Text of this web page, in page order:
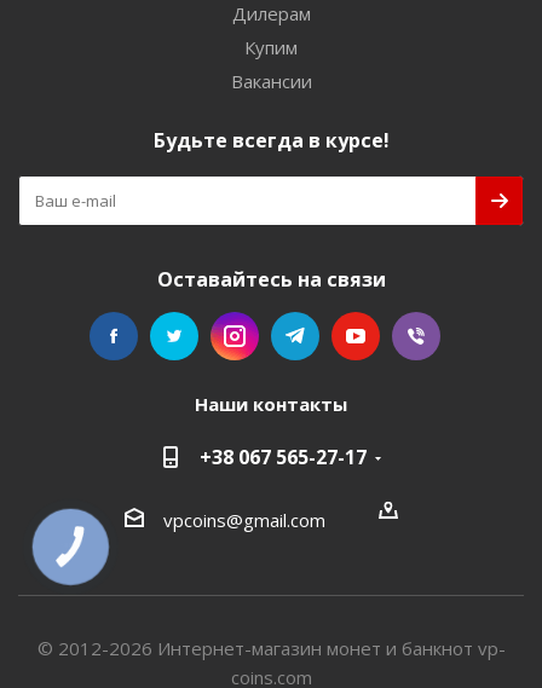
Дилерам
Купим
Вакансии
Будьте всегда в курсе!
Оставайтесь на связи
Наши контакты
+38 067 565-27-17
vpcoins@gmail.com
© 2012-2026 Интернет-магазин монет и банкнот vp-
coins.com
КНОПКА
СВЯЗИ